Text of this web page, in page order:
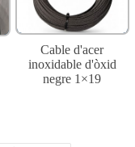
Cable d'acer
inoxidable d'òxid
negre 1×19